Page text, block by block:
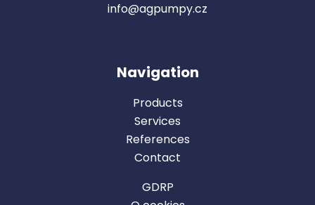
info@agpumpy.cz
Navigation
Products
Services
References
Contact
GDRP